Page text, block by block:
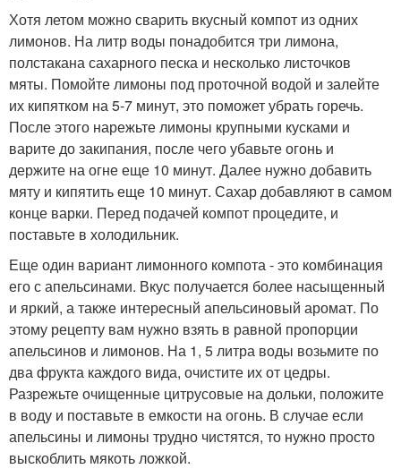
Хотя летом можно сварить вкусный компот из одних
лимонов. На литр воды понадобится три лимона,
полстакана сахарного песка и несколько листочков
мяты. Помойте лимоны под проточной водой и залейте
их кипятком на 5-7 минут, это поможет убрать горечь.
После этого нарежьте лимоны крупными кусками и
варите до закипания, после чего убавьте огонь и
держите на огне еще 10 минут. Далее нужно добавить
мяту и кипятить еще 10 минут. Сахар добавляют в самом
конце варки. Перед подачей компот процедите, и
поставьте в холодильник.
Еще один вариант лимонного компота - это комбинация
его с апельсинами. Вкус получается более насыщенный
и яркий, а также интересный апельсиновый аромат. По
этому рецепту вам нужно взять в равной пропорции
апельсинов и лимонов. На 1, 5 литра воды возьмите по
два фрукта каждого вида, очистите их от цедры.
Разрежьте очищенные цитрусовые на дольки, положите
в воду и поставьте в емкости на огонь. В случае если
апельсины и лимоны трудно чистятся, то нужно просто
выскоблить мякоть ложкой.